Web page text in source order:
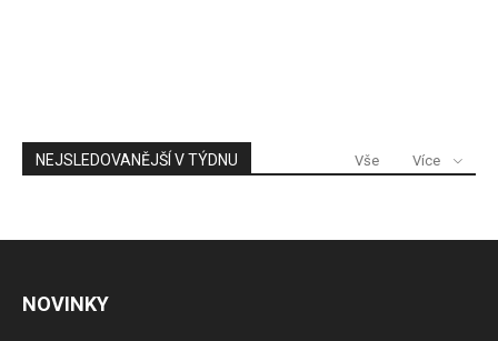
NEJSLEDOVANĚJŠÍ V TÝDNU Vše Více
NOVINKY